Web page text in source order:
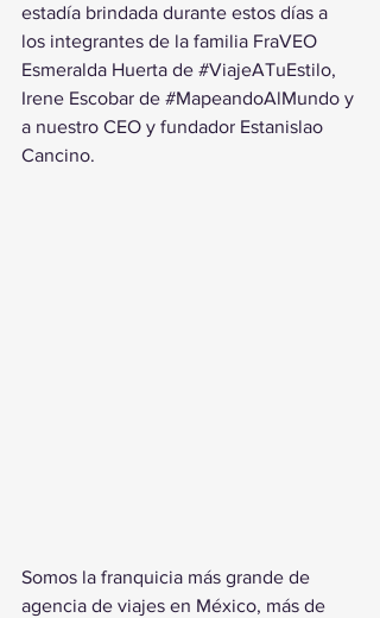
estadía brindada durante estos días a
los integrantes de la familia FraVEO
Esmeralda Huerta de #ViajeATuEstilo,
Irene Escobar de #MapeandoAlMundo y
a nuestro CEO y fundador Estanislao
Cancino.
Somos la franquicia más grande de
agencia de viajes en México, más de